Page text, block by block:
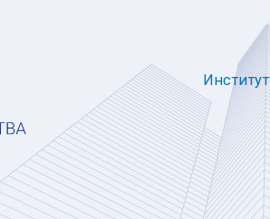
Институт